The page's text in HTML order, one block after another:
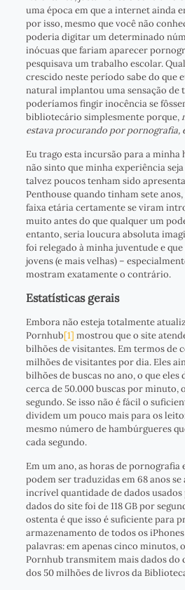
uma época em que a internet ainda
por isso, mesmo que você não
poderia digitar um determinado
inócuas que fariam aparecer
pesquisava um trabalho escolar.
crescido neste período sabe do que
natural implantou uma sensação de
poderíamos fingir inocência se
bibliotecário simplesmente porque,
estava procurando por pornografia,
Eu trago esta incursão para a
não sinto que minha experiência
talvez poucos tenham sido
Penthouse quando tinham sete
faixa etária certamente se viram
muito antes do que qualquer um
entanto, seria loucura absoluta
foi relegado à minha juventude e
jovens (e mais velhas) –
mostram exatamente o contrário.
Estatísticas gerais
Embora não esteja totalmente
Pornhub[1] mostrou que o site
bilhões de visitantes. Em termos de
milhões de visitantes por dia. Eles
bilhões de buscas no ano, o que eles
cerca de 50.000 buscas por minuto,
segundo. Se isso não é fácil o
dividem um pouco mais para os
mesmo número de hambúrgueres
cada segundo.
Em um ano, as horas de pornografia
podem ser traduzidas em 68 anos se
incrível quantidade de dados
dados do site foi de 118 GB por
ostenta é que isso é suficiente para
armazenamento de todos os
palavras: em apenas cinco minutos,
Pornhub transmitem mais dados do
dos 50 milhões de livros da